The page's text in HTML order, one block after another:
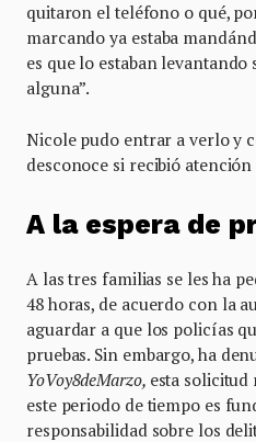
quitaron el teléfono o qué,
marcando ya estaba
es que lo estaban
alguna”.
Nicole pudo entrar a verlo y
desconoce si recibió atención
A la espera de
A las tres familias se les ha
48 horas, de acuerdo con la
aguardar a que los policías
pruebas. Sin embargo, ha
YoVoy8deMarzo, esta solicitud
este periodo de tiempo es
responsabilidad sobre los